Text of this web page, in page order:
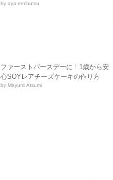
by aya rembutsu
ファーストバースデーに！1歳から安
心SOYレアチーズケーキの作り方
by Mayumi Atsumi